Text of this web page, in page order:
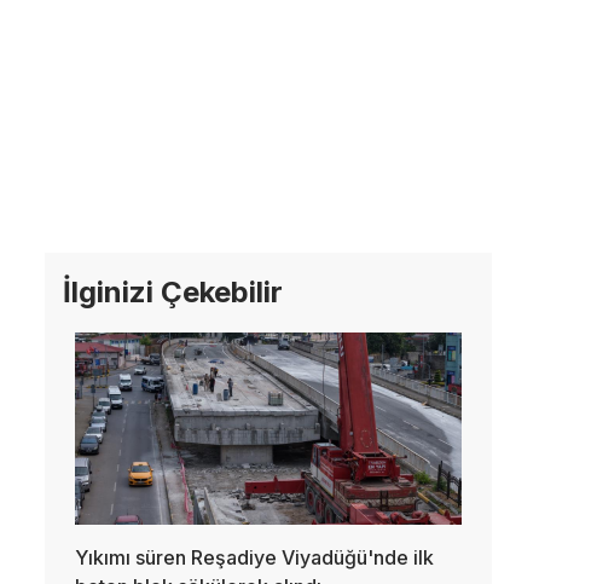
İlginizi Çekebilir
Yıkımı süren Reşadiye Viyadüğü'nde ilk